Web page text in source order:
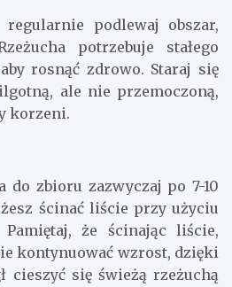
podlewaj obszar,
potrzebuje stałego
rosnąć zdrowo. Staraj się
ale nie przemoczoną,
korzeni.
do zbioru zazwyczaj po 7-10
ścinać liście przy użyciu
że ścinając liście,
kontynuować wzrost, dzięki
cieszyć się świeżą rzeżuchą